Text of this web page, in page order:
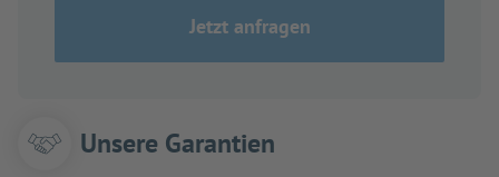
Jetzt anfragen
Unsere Garantien